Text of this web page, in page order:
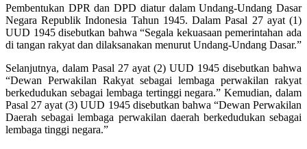
Pembentukan DPR dan DPD diatur dalam Undang-Undang Dasar
Negara Republik Indonesia Tahun 1945. Dalam Pasal 27 ayat (1)
UUD 1945 disebutkan bahwa “Segala kekuasaan pemerintahan ada
di tangan rakyat dan dilaksanakan menurut Undang-Undang Dasar.”
Selanjutnya, dalam Pasal 27 ayat (2) UUD 1945 disebutkan bahwa
“Dewan Perwakilan Rakyat sebagai lembaga perwakilan rakyat
berkedudukan sebagai lembaga tertinggi negara.” Kemudian, dalam
Pasal 27 ayat (3) UUD 1945 disebutkan bahwa “Dewan Perwakilan
Daerah sebagai lembaga perwakilan daerah berkedudukan sebagai
lembaga tinggi negara.”